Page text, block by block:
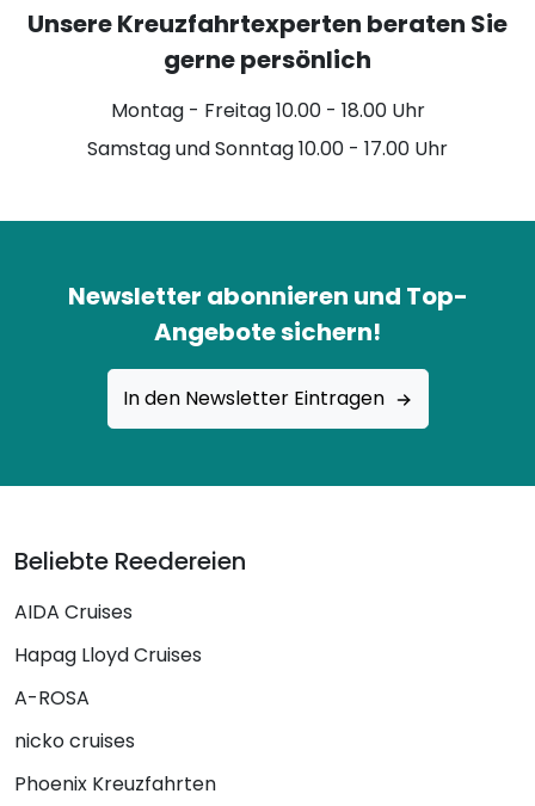
Unsere Kreuzfahrtexperten beraten Sie
gerne persönlich
Montag - Freitag 10.00 - 18.00 Uhr
Samstag und Sonntag 10.00 - 17.00 Uhr
Newsletter abonnieren und Top-
Angebote sichern!
In den Newsletter Eintragen
Beliebte Reedereien
AIDA Cruises
Hapag Lloyd Cruises
A-ROSA
nicko cruises
Phoenix Kreuzfahrten